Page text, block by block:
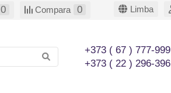
0 Compara 0 Limba
+373 ( 67 ) 777-999
+373 ( 22 ) 296-396